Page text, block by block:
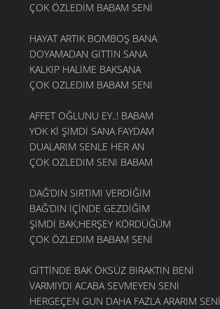
ÇOK ÖZLEDİM BABAM SENİ
HAYAT ARTIK BOMBOŞ BANA
DOYAMADAN GITTIN SANA
KALKIP HALİME BAKSANA
ÇOK OZLEDIM BABAM SENI
AFFET OĞLUNU EY..! BABAM
YOK Kİ ŞİMDİ SANA FAYDAM
DUALARIM SENLE HER AN
ÇOK OZLEDIM SENI BABAM
DAĞ’DIN SIRTIMI VERDİĞİM
BAĞ’DIN İÇİNDE GEZDİĞİM
ŞİMDİ BAK;HERŞEY KÖRDÜĞÜM
ÇOK ÖZLEDIM BABAM SENİ
GİTTİNDE BAK ÖKSÜZ BIRAKTIN BENİ
VARMIYDI ACABA SEVMEYEN SENİ
HERGEÇEN GUN DAHA FAZLA ARARIM SENİ